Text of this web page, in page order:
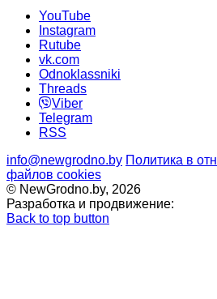
YouTube
Instagram
Rutube
vk.com
Odnoklassniki
Threads
Viber
Telegram
RSS
info@newgrodno.by Политика в
файлов cookies
© NewGrodno.by, 2026
Разработка и продвижение:
Back to top button